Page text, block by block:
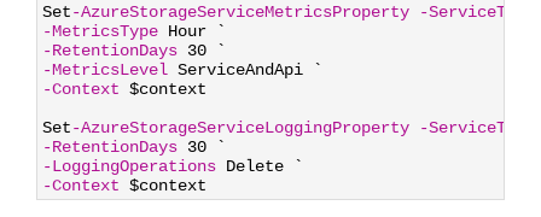
Set-AzureStorageServiceMetricsProperty
-ServiceType
-MetricsType Hour
`
-RetentionDays 30
`
-MetricsLevel ServiceAndApi
`
-Context $context
Set-AzureStorageServiceLoggingProperty
-ServiceType
-RetentionDays 30
`
-LoggingOperations Delete
`
-Context $context